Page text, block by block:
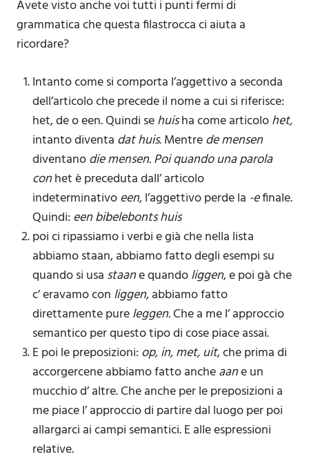
Avete visto anche voi tutti i punti fermi di
grammatica che questa filastrocca ci aiuta a
ricordare?
Intanto come si comporta l’aggettivo a seconda
dell’articolo che precede il nome a cui si riferisce:
het, de o een. Quindi sehuisha come articolohet,
intanto diventa dat huis. Mentrede mensen
diventanodie mensen. Poi quando una parola
conhet è preceduta dall’ articolo
indeterminativoeen, l’aggettivo perde la -efinale.
Quindi: een bibelebonts huis
poi ci ripassiamo i verbi e già che nella lista
abbiamo staan, abbiamo fatto degli esempi su
quando si usa staane quandoliggen, e poi gà che
c’ eravamo con liggen, abbiamo fatto
direttamente pureleggen.Che a me l’ approccio
semantico per questo tipo di cose piace assai.
E poi le preposizioni: op, in, met, uit, che prima di
accorgercene abbiamo fatto ancheaane un
mucchio d’ altre. Che anche per le preposizioni a
me piace l’ approccio di partire dal luogo per poi
allargarci ai campi semantici. E alle espressioni
relative.